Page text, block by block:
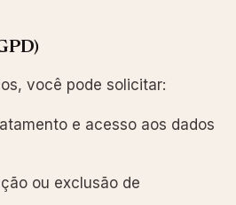
você pode solicitar:
e acesso aos dados
ou exclusão de